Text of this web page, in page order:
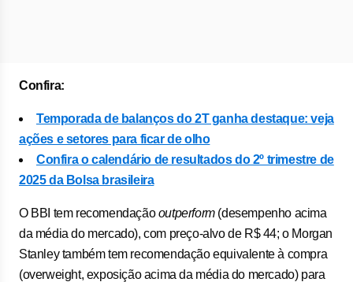
Confira:
Temporada de balanços do 2T ganha destaque: veja
ações e setores para ficar de olho
Confira o calendário de resultados do 2º trimestre de
2025 da Bolsa brasileira
O BBI tem recomendaçãooutperform (desempenho acima
da média do mercado), com preço-alvo de R$ 44; o Morgan
Stanley também tem recomendação equivalente à compra
(overweight, exposição acima da média do mercado) para